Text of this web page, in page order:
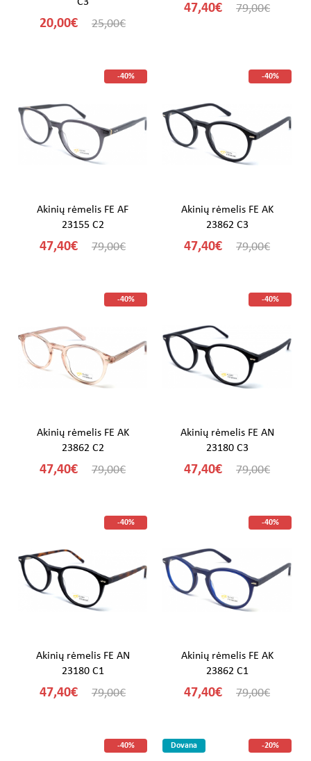
C3
20,00€ 25,00€
47,40€ 79,00€
-40%
Akinių rėmelis FE AF
23155 C2
47,40€ 79,00€
-40%
Akinių rėmelis FE AK
23862 C3
47,40€ 79,00€
-40%
Akinių rėmelis FE AK
23862 C2
47,40€ 79,00€
-40%
Akinių rėmelis FE AN
23180 C3
47,40€ 79,00€
-40%
Akinių rėmelis FE AN
23180 C1
47,40€ 79,00€
-40%
Akinių rėmelis FE AK
23862 C1
47,40€ 79,00€
-40% Dovana -20%